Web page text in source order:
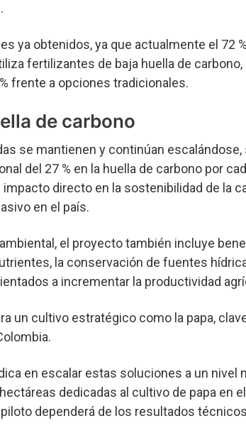
ya obtenidos, ya que actualmente el 72
fertilizantes de baja huella de
frente a opciones tradicionales.
de carbono
se mantienen y continúan
del 27 % en la huella de carbono por
directo en la sostenibilidad de la
en el país.
el proyecto también incluye
la conservación de fuentes
a incrementar la productividad
un cultivo estratégico como la papa,
en escalar estas soluciones a un nivel
dedicadas al cultivo de papa en
dependerá de los resultados